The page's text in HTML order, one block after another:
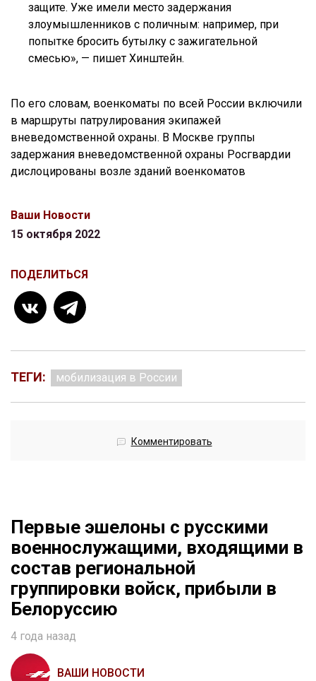
защите. Уже имели место задержания
злоумышленников с поличным: например, при
попытке бросить бутылку с зажигательной
смесью», — пишет Хинштейн.
По его словам, военкоматы по всей России включили
в маршруты патрулирования экипажей
вневедомственной охраны. В Москве группы
задержания вневедомственной охраны Росгвардии
дислоцированы возле зданий военкоматов
Ваши Новости
15 октября 2022
ПОДЕЛИТЬСЯ
ТЕГИ: мобилизация в России
Комментировать
Первые эшелоны с русскими
военнослужащими, входящими в
состав региональной
группировки войск, прибыли в
Белоруссию
4 года назад
ВАШИ НОВОСТИ